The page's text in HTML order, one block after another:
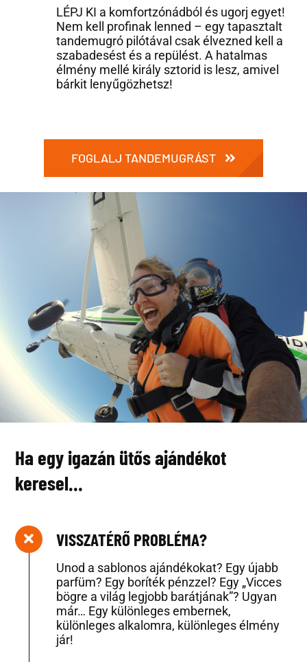
LÉPJ KI a komfortzónádból és ugorj egyet!
Nem kell profinak lenned – egy tapasztalt
tandemugró pilótával csak élvezned kell a
szabadesést és a repülést. A hatalmas
élmény mellé király sztorid is lesz, amivel
bárkit lenyűgözhetsz!
FOGLALJ TANDEMUGRÁST
Ha egy igazán ütős ajándékot
keresel…
VISSZATÉRŐ PROBLÉMA?
Unod a sablonos ajándékokat? Egy újabb
parfüm? Egy boríték pénzzel? Egy „Vicces
bögre a világ legjobb barátjának”? Ugyan
már… Egy különleges embernek,
különleges alkalomra, különleges élmény
jár!